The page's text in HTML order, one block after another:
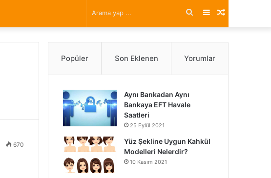
Rastgele
Makale
Kenar
Bölmesi
Arama
yap
670
Popüler Son Eklenen Yorumlar
Aynı Bankadan Aynı
Bankaya EFT Havale
Saatleri
25 Eylül 2021
Yüz Şekline Uygun Kahkül
Modelleri Nelerdir?
10 Kasım 2021